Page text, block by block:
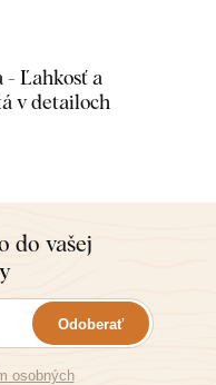
- Ľahkosť a
v detailoch
do vašej
Odoberať
osobných